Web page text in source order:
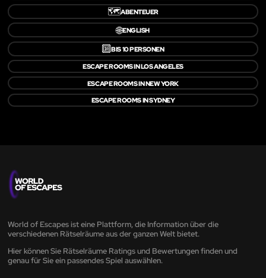
🗺️ABENTEUER
🌐ENGLISH
🔟BIS 10 PERSONEN
ESCAPE ROOMS IN LOS ANGELES
ESCAPE ROOMS IN NEW YORK
ESCAPE ROOMS IN SYDNEY
World of Escapes ist eine Plattform, die Information über die
verschiedenen Rätselräume aus der ganzen Welt bietet.
Hier können Sie Rätselräume Ratings und Bewertungen finden und
genau für Sie ein passendes Spiel auswählen.